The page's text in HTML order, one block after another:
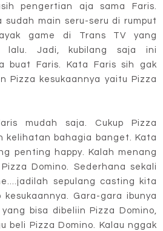
pengertian aja sama Faris.
sudah main seru-seru di rumput
game di Trans TV yang
lalu. Jadi, kubilang saja ini
buat Faris. Kata Faris sih gak
Pizza kesukaannya yaitu Pizza
mudah saja. Cukup Pizza
kelihatan bahagia banget. Kata
penting happy. Kalah menang
Domino. Sederhana sekali
sepulang casting kita
kesukaannya. Gara-gara ibunya
bisa dibeliin Pizza Domino,
beli Pizza Domino. Kalau nggak